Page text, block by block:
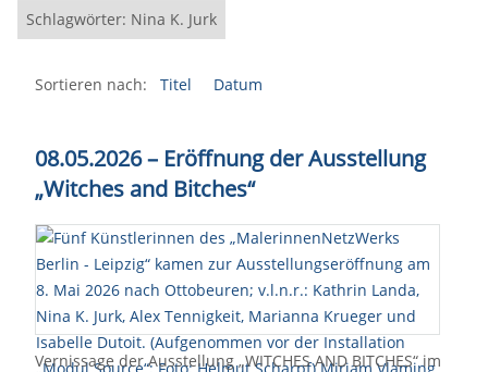
Schlagwörter: Nina K. Jurk
Sortieren nach: Titel Datum
08.05.2026 – Eröffnung der Ausstellung
„Witches and Bitches“
Vernissage der Ausstellung „WITCHES AND BITCHES“ im